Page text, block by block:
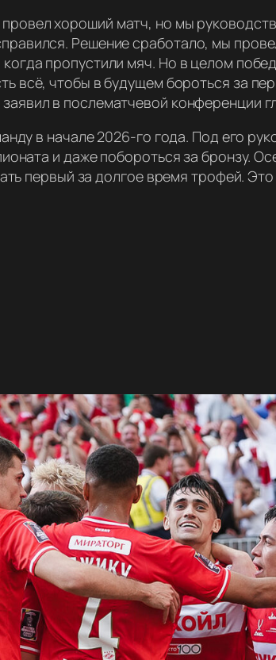
хороший матч, но мы
Решение сработало, мы
пропустили мяч. Но в целом
всё, чтобы в будущем бороться за
в послематчевой конференции
в начале 2026-го года. Под его
и даже побороться за бронзу.
первый за долгое время трофей.